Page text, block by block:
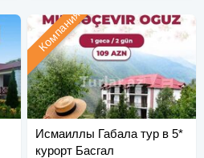
Исмаиллы Габала тур в 5*
курорт Басгал
Компания